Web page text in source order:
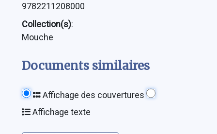
9782211208000
Collection(s):
Mouche
Documents similaires
Affichage des couvertures
Affichage texte